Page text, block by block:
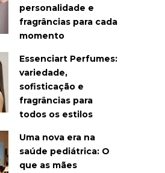
personalidade e
fragrâncias para cada
momento
Essenciart Perfumes:
variedade,
sofisticação e
fragrâncias para
todos os estilos
Uma nova era na
saúde pediátrica: O
que as mães